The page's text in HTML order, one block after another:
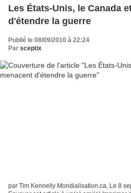
Les États-Unis, le Canada
d'étendre la guerre
Publié le 08/09/2010 à 22:24
Par sceptix
par Tim Kennelly Mondialisation.ca, Le 8